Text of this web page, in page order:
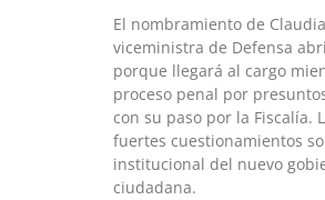
El nombramiento de
viceministra de Defensa
porque llegará al cargo
proceso penal por
con su paso por la Fiscalía.
fuertes cuestionamientos
institucional del nuevo
ciudadana.